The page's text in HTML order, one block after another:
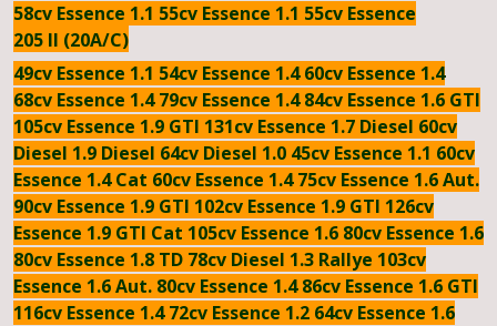
58cv Essence 1.1 55cv Essence 1.1 55cv Essence
205 II (20A/C)
49cv Essence 1.1 54cv Essence 1.4 60cv Essence 1.4
68cv Essence 1.4 79cv Essence 1.4 84cv Essence 1.6 GTI
105cv Essence 1.9 GTI 131cv Essence 1.7 Diesel 60cv
Diesel 1.9 Diesel 64cv Diesel 1.0 45cv Essence 1.1 60cv
Essence 1.4 Cat 60cv Essence 1.4 75cv Essence 1.6 Aut.
90cv Essence 1.9 GTI 102cv Essence 1.9 GTI 126cv
Essence 1.9 GTI Cat 105cv Essence 1.6 80cv Essence 1.6
80cv Essence 1.8 TD 78cv Diesel 1.3 Rallye 103cv
Essence 1.6 Aut. 80cv Essence 1.4 86cv Essence 1.6 GTI
116cv Essence 1.4 72cv Essence 1.2 64cv Essence 1.6